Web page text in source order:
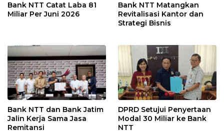
Bank NTT Catat Laba 81
Miliar Per Juni 2026
Bank NTT Matangkan
Revitalisasi Kantor dan
Strategi Bisnis
Bank NTT dan Bank Jatim
Jalin Kerja Sama Jasa
Remitansi
DPRD Setujui Penyertaan
Modal 30 Miliar ke Bank
NTT